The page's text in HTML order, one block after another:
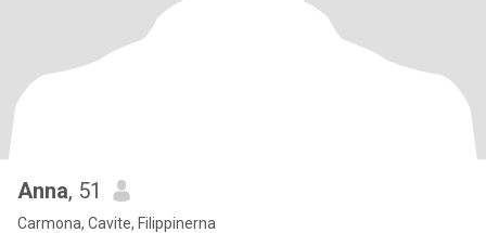
Anna, 51
Carmona, Cavite, Filippinerna